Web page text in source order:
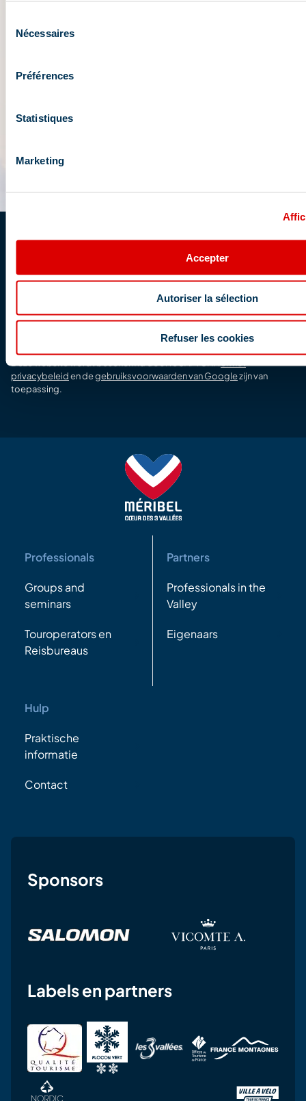
Nécessaires
Préférences
Statistiques
Marketing
Accepter
Autoriser la sélection
Refuser les cookies
Schrijf u in op de newsletter
Ontvang het laatste nieuws per e-mail
Votre
privacybeleiden degebruiksvoorwaarden van Googlezijn van
toepassing.
Professionals
Groups and
seminars
Touroperators en
Reisbureaus
Partners
Professionals in the
Valley
Eigenaars
Hulp
Praktische
informatie
Contact
Sponsors
Labels en partners